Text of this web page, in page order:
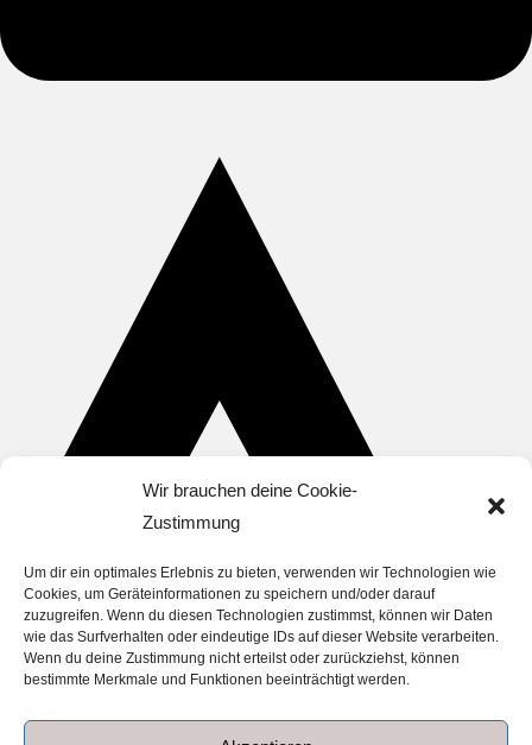
Wir brauchen deine Cookie-
Zustimmung
Um dir ein optimales Erlebnis zu bieten, verwenden wir Technologien wie
Cookies, um Geräteinformationen zu speichern und/oder darauf
zuzugreifen. Wenn du diesen Technologien zustimmst, können wir Daten
wie das Surfverhalten oder eindeutige IDs auf dieser Website verarbeiten.
Wenn du deine Zustimmung nicht erteilst oder zurückziehst, können
bestimmte Merkmale und Funktionen beeinträchtigt werden.